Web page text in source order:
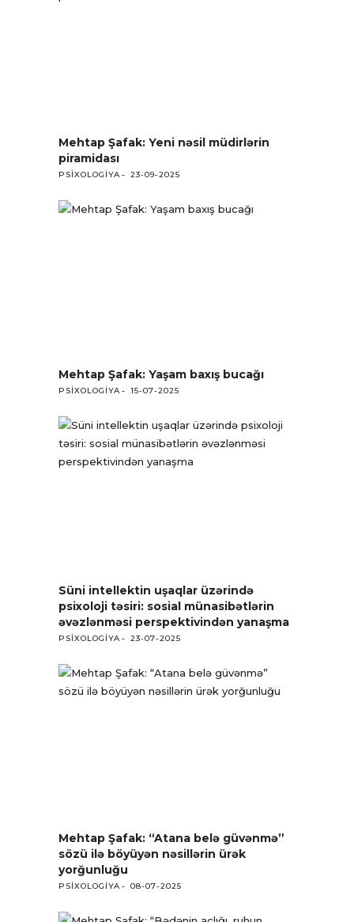
Mehtap Şafak: Yeni nəsil müdirlərin
piramidası
PSIXOLOGIYA 23-09-2025
Mehtap Şafak: Yaşam baxış bucağı
PSIXOLOGIYA 15-07-2025
Süni intellektin uşaqlar üzərində
psixoloji təsiri: sosial münasibətlərin
əvəzlənməsi perspektivindən yanaşma
PSIXOLOGIYA 23-07-2025
Mehtap Şafak: “Atana belə güvənmə”
sözü ilə böyüyən nəsillərin ürək
yorğunluğu
PSIXOLOGIYA 08-07-2025